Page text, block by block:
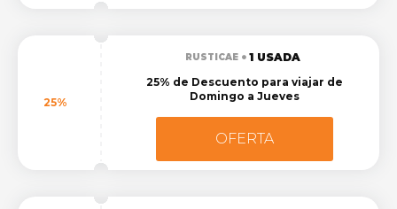
25%
RUSTICAE
1 USADA
25% de Descuento para viajar de
Domingo a Jueves
OFERTA